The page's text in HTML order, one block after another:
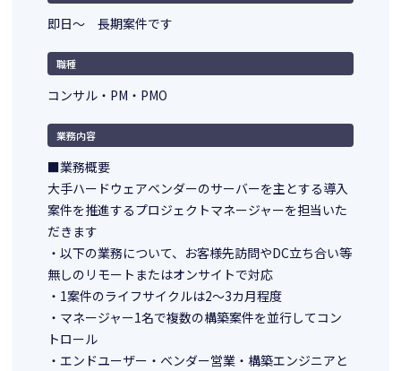
即日～ 長期案件です
職種
コンサル・PM・PMO
業務内容
■業務概要
大手ハードウェアベンダーのサーバーを主とする導入
案件を推進するプロジェクトマネージャーを担当いた
だきます
・以下の業務について、お客様先訪問やDC立ち合い等
無しのリモートまたはオンサイトで対応
・1案件のライフサイクルは2～3カ月程度
・マネージャー1名で複数の構築案件を並行してコン
トロール
・エンドユーザー・ベンダー営業・構築エンジニアと